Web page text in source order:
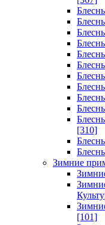
[310]
Зимние
[101]